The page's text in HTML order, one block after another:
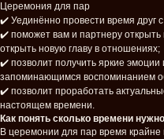
Церемония для пар
✔️ Уединённо провести время друг
✔️ поможет вам и партнеру открыть
открыть новую главу в отношениях;
✔️ позволит получить яркие эмоции
запоминающимся воспоминанием
✔️ позволит проработать
настоящем времени.
Как понять сколько времени
В церемонии для пар время